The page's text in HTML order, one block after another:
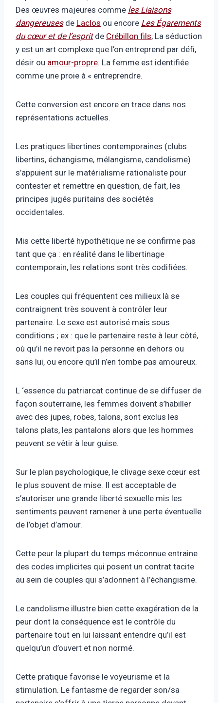
Des œuvres majeures comme les Liaisons
dangereusesde Laclos ou encore Les Égarements
du cœur et de l’espritde Crébillon fils, La séduction
y est un art complexe que l’on entreprend par défi,
désir ou amour-propre. La femme est identifiée
comme une proie à « entreprendre.
Cette conversion est encore en trace dans nos
représentations actuelles.
Les pratiques libertines contemporaines (clubs
libertins, échangisme, mélangisme, candolisme)
s’appuient sur le matérialisme rationaliste pour
contester et remettre en question, de fait, les
principes jugés puritains des sociétés
occidentales.
Mis cette liberté hypothétique ne se confirme pas
tant que ça : en réalité dans le libertinage
contemporain, les relations sont très codifiées.
Les couples qui fréquentent ces milieux là se
contraignent très souvent à contrôler leur
partenaire. Le sexe est autorisé mais sous
conditions ; ex : que le partenaire reste à leur côté,
où qu’il ne revoit pas la personne en dehors ou
sans lui, ou encore qu’il n’en tombe pas amoureux.
L ‘essence du patriarcat continue de se diffuser de
façon souterraine, les femmes doivent s’habiller
avec des jupes, robes, talons, sont exclus les
talons plats, les pantalons alors que les hommes
peuvent se vêtir à leur guise.
Sur le plan psychologique, le clivage sexe cœur est
le plus souvent de mise. Il est acceptable de
s’autoriser une grande liberté sexuelle mis les
sentiments peuvent ramener à une perte éventuelle
de l’objet d’amour.
Cette peur la plupart du temps méconnue entraine
des codes implicites qui posent un contrat tacite
au sein de couples qui s’adonnent à l’échangisme.
Le candolisme illustre bien cette exagération de la
peur dont la conséquence est le contrôle du
partenaire tout en lui laissant entendre qu’il est
quelqu’un d’ouvert et non normé.
Cette pratique favorise le voyeurisme et la
stimulation. Le fantasme de regarder son/sa